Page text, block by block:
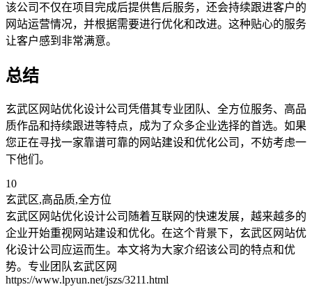
该公司不仅在项目完成后提供售后服务，还会持续跟进客户的
网站运营情况，并根据需要进行优化和改进。这种贴心的服务
让客户感到非常满意。
总结
玄武区网站优化设计公司凭借其专业团队、全方位服务、高品
质作品和持续跟进等特点，成为了众多企业选择的首选。如果
您正在寻找一家靠谱可靠的网站建设和优化公司，不妨考虑一
下他们。
10
玄武区,高品质,全方位
玄武区网站优化设计公司随着互联网的快速发展，越来越多的
企业开始重视网站建设和优化。在这个背景下，玄武区网站优
化设计公司应运而生。本文将为大家介绍该公司的特点和优
势。专业团队玄武区网
https://www.lpyun.net/jszs/3211.html